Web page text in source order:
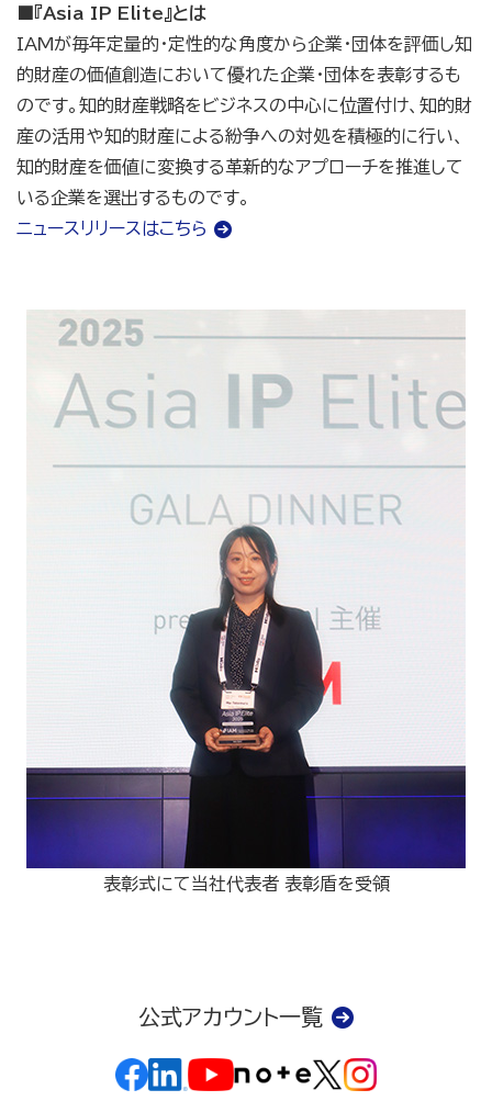
■『Asia IP Elite』とは
IAMが毎年定量的・定性的な角度から企業・団体を評価し知
的財産の価値創造において優れた企業・団体を表彰するも
のです。知的財産戦略をビジネスの中心に位置付け、知的財
産の活用や知的財産による紛争への対処を積極的に行い、
知的財産を価値に変換する革新的なアプローチを推進して
いる企業を選出するものです。
ニュースリリースはこちら
表彰式にて当社代表者 表彰盾を受領
公式アカウント一覧